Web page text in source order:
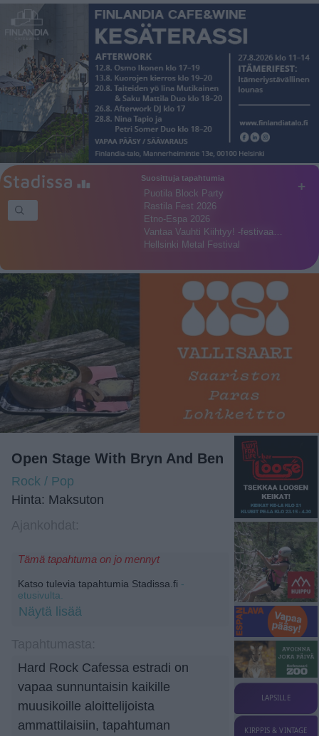
+
Suosittuja tapahtumia
Puotila Block Party
Rastila Fest 2026
Etno-Espa 2026
Vantaa Vauhti Kiihtyy! -festivaa…
Hellsinki Metal Festival
Open Stage With Bryn And Ben
Rock / Pop
Hinta: Maksuton
Tämä tapahtuma on jo mennyt
Katso tulevia tapahtumia Stadissa.fi -
etusivulta.
Näytä lisää
Hard Rock Cafessa estradi on
vapaa sunnuntaisin kaikille
muusikoille aloittelijoista
ammattilaisiin, tapahtuman
LAPSILLE
KIRPPIS & VINTAGE